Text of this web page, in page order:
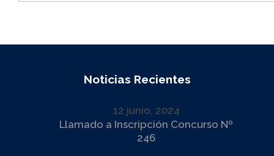
Noticias Recientes
12 junio, 2024
Llamado a Inscripción Concurso Nº
246